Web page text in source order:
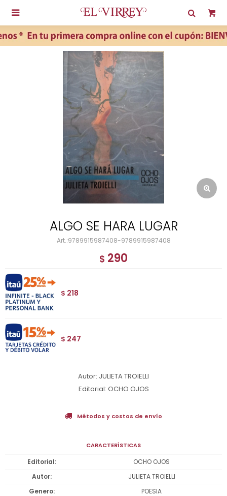

ALGO SE HARA LUGAR
9789915987408-9789915987408
$ 290
$ 218
$ 247
Autor: JULIETA TROIELLI
Editorial: OCHO OJOS
Métodos y costos de envío
CARACTERÍSTICAS
Editorial
OCHO OJOS
Autor
JULIETA TROIELLI
Genero
POESIA